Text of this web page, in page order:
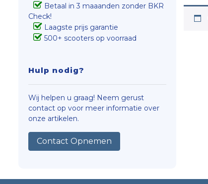
Betaal in 3 maaanden zonder BKR
Check!
Laagste prijs garantie
500+ scooters op voorraad
Hulp nodig?
Wij helpen u graag! Neem gerust
contact op voor meer informatie over
onze artikelen.
Contact Opnemen